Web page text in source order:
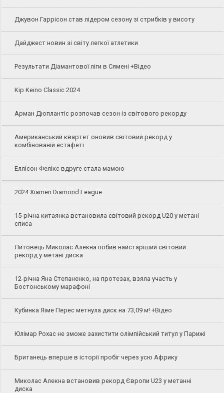
Джувон Гаррісон став лідером сезону зі стрибків у висоту
Дайджест новин зі світу легкої атлетики
Результати Діамантової ліги в Сямені +Відео
Kip Keino Classic 2024
Арман Дюплантіс розпочав сезон із світового рекорду
Американський квартет оновив світовий рекорд у
комбінованій естафеті
Еллісон Фелікс вдруге стала мамою
2024 Xiamen Diamond League
15-річна китаянка встановила світовий рекорд U20 у метані
списа
Литовець Миколас Алекна побив найстаріший світовий
рекорд у метані диска
12-річна Яна Степаненко, на протезах, взяла участь у
Бостонському марафоні
Кубинка Яіме Перес метнула диск на 73,09 м! +Відео
Юлімар Рохас не зможе захистити олімпійський титул у Парижі
Британець вперше в історії пробіг через усю Африку
Миколас Алекна встановив рекорд Європи U23 у метанні
диска